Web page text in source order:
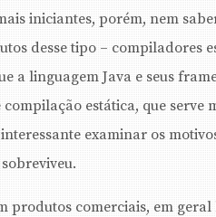
iniciantes, porém, nem
desse tipo – compiladores
a linguagem Java e seus
estática, que serve
examinar os
produtos comerciais, em